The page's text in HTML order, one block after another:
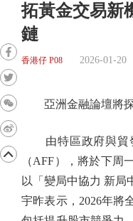
拓黃金交易新
鏈
香港仔 P08 2026-01-20
亞洲金融論壇將探
由特區政府與貿
（AFF），將於下周
以「變局中協力 新局
宇昨表示，2026年將